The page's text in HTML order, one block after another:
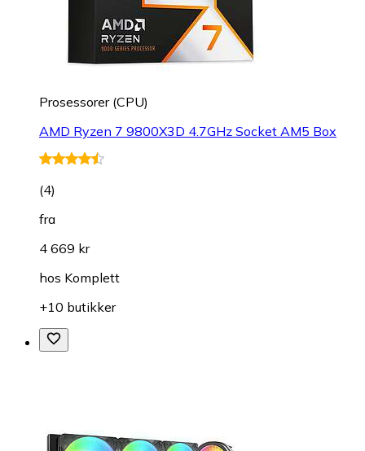
Prosessorer (CPU)
AMD Ryzen 7 9800X3D 4.7GHz Socket AM5 Box
(4)
fra
4 669 kr
hos Komplett
+10 butikker